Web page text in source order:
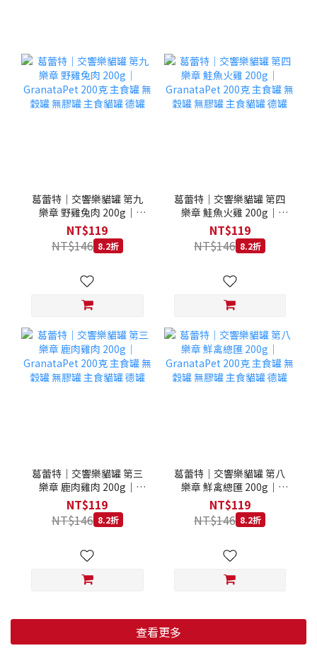
葛蕾特｜交響樂貓罐 第九
樂章 野雞兔肉 200g｜
GranataPet 200克 主食罐
無穀罐 無膠罐 主食貓罐 德
罐
NT$119
NT$146 8.2折
葛蕾特｜交響樂貓罐 第四
樂章 鮭魚火雞 200g｜
GranataPet 200克 主食罐
無穀罐 無膠罐 主食貓罐 德
罐
NT$119
NT$146 8.2折
葛蕾特｜交響樂貓罐 第三
樂章 鹿肉雞肉 200g｜
GranataPet 200克 主食罐
無穀罐 無膠罐 主食貓罐 德
罐
NT$119
NT$146 8.2折
葛蕾特｜交響樂貓罐 第八
樂章 鮮禽總匯 200g｜
GranataPet 200克 主食罐
無穀罐 無膠罐 主食貓罐 德
罐
NT$119
NT$146 8.2折
查看更多